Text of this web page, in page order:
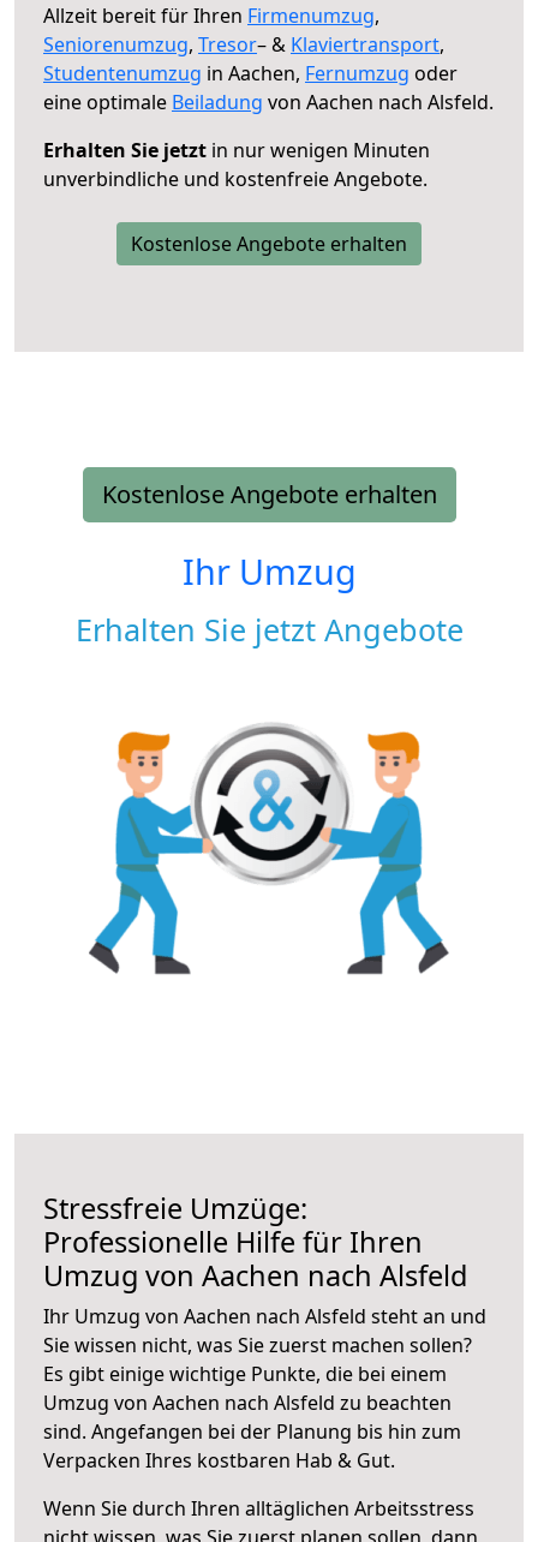
Allzeit bereit für Ihren Firmenumzug,
Seniorenumzug, Tresor– & Klaviertransport,
Studentenumzug in Aachen, Fernumzug oder
eine optimale Beiladung von Aachen nach Alsfeld.
Erhalten Sie jetzt in nur wenigen Minuten
unverbindliche und kostenfreie Angebote.
Kostenlose Angebote erhalten
Kostenlose Angebote erhalten
Ihr Umzug
Erhalten Sie jetzt Angebote
Stressfreie Umzüge:
Professionelle Hilfe für Ihren
Umzug von Aachen nach Alsfeld
Ihr Umzug von Aachen nach Alsfeld steht an und
Sie wissen nicht, was Sie zuerst machen sollen?
Es gibt einige wichtige Punkte, die bei einem
Umzug von Aachen nach Alsfeld zu beachten
sind. Angefangen bei der Planung bis hin zum
Verpacken Ihres kostbaren Hab & Gut.
Wenn Sie durch Ihren alltäglichen Arbeitsstress